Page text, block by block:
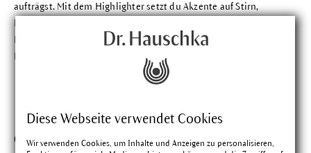
Diese Webseite verwendet Cookies
Wir verwenden Cookies, um Inhalte und Anzeigen zu personalisieren,
aufträgst. Mit dem Highlighter setzt du Akzente auf Stirn,
Nasenrücken, Kinn und Augenlidern. Für eine schmaler wirkende
Nase den
einfach auf den Nasenrücken auftragen.
Fertig ist dein Contouring.
Contouring für Anfänger: drei Tipps.